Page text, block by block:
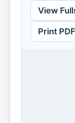
View
Print PDF